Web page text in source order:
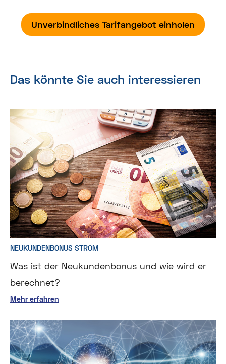
Unverbindliches Tarifangebot einholen
Das könnte Sie auch interessieren
NEUKUNDENBONUS STROM
Was ist der Neukundenbonus und wie wird er
berechnet?
Mehr erfahren